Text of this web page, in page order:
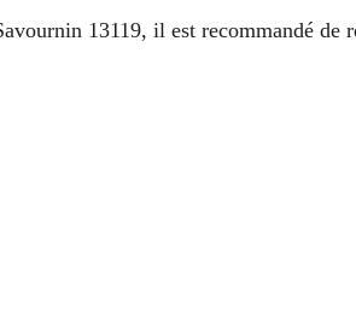
13119, il est recommandé